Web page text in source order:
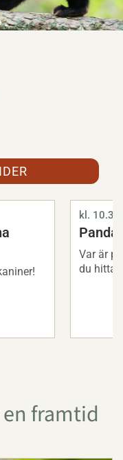
| Press
framtid